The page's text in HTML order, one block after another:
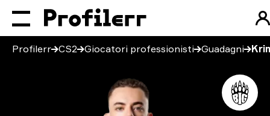
Profilerr CS2 Giocatori professionisti Guadagni